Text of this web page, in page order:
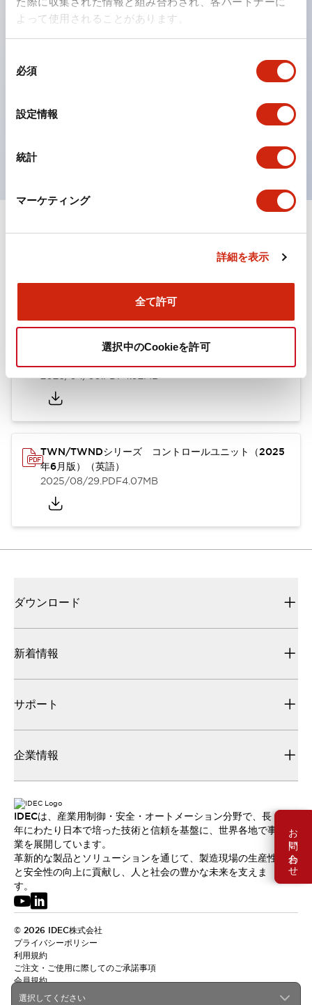
よって使用されることがあります。
必須
設定情報
統計
マーケティング
詳細を表示
全て許可
選択中のCookieを許可
お問い合わせ
高電圧タイプのLED球が搭載可能になり、ダイレクト
タイプの定格使用電圧が最大240Vまで対応可能になり
ました。
ひとつで6色の役をこなすLED球（LSRD球）。これま
で色ごとに分かれていたLED球を、1色のLED球で各色
UL、CSA、TÜV、CCC認証品。
TWN/TWNDシリーズ コントロールユニット（2025
2026/04/09.PDF4.92MB
TWN/TWNDシリーズ コントロールユニット（2025
年6月版）（英語）
2025/08/29.PDF4.07MB
選択してください
ダウンロード
新着情報
サポート
企業情報
IDECは、産業用制御・安全・オートメーション分野で、長
年にわたり日本で培った技術と信頼を基盤に、世界各地で事
業を展開しています。
革新的な製品とソリューションを通じて、製造現場の生産性
と安全性の向上に貢献し、人と社会の豊かな未来を支えま
す。
© 2026 IDEC株式会社
プライバシーポリシー
利用規約
ご注文・ご使用に際してのご承諾事項
会員規約